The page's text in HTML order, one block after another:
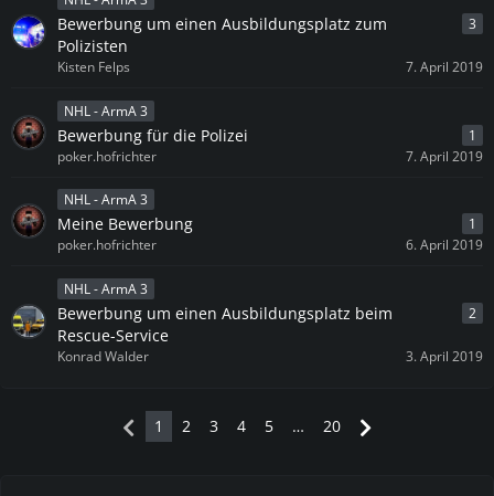
Bewerbung um einen Ausbildungsplatz zum
Polizisten
3
Kisten Felps 7. April 2019
NHL - ArmA 3
Bewerbung für die Polizei
1
poker.hofrichter
7. April 2019
NHL - ArmA 3
Meine Bewerbung
1
poker.hofrichter
6. April 2019
NHL - ArmA 3
Bewerbung um einen Ausbildungsplatz beim
Rescue-Service
2
Konrad Walder 3. April 2019
1 2 3 4 5 … 20